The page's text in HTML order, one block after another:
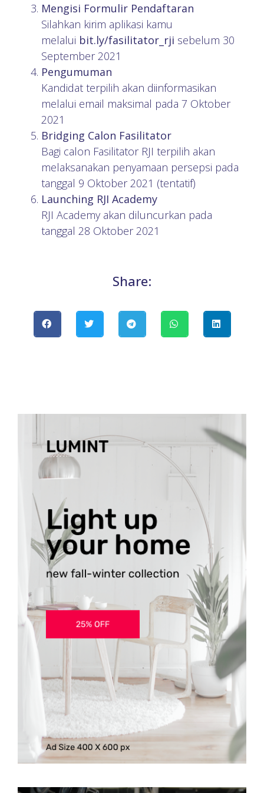
Mengisi Formulir Pendaftaran
Silahkan kirim aplikasi kamu
melalui bit.ly/fasilitator_rji sebelum 30
September 2021
Pengumuman
Kandidat terpilih akan diinformasikan
melalui email maksimal pada 7 Oktober
2021
Bridging Calon Fasilitator
Bagi calon Fasilitator RJI terpilih akan
melaksanakan penyamaan persepsi pada
tanggal 9 Oktober 2021 (tentatif)
Launching RJI Academy
RJI Academy akan diluncurkan pada
tanggal 28 Oktober 2021
Share: